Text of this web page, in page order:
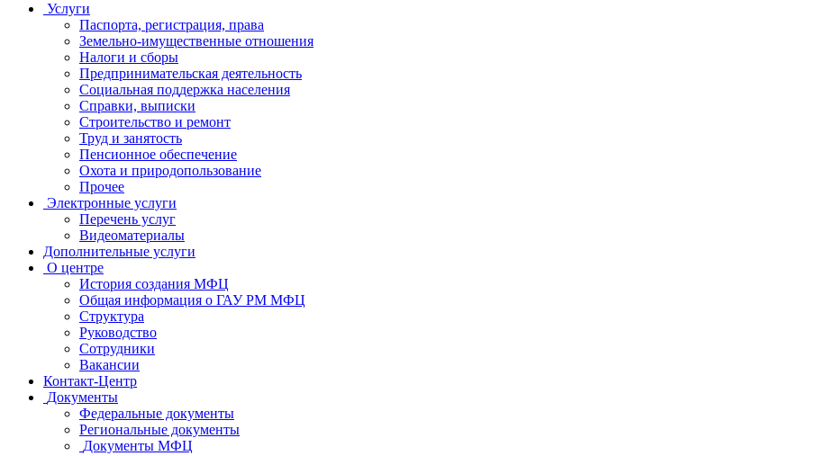
Услуги
Паспорта, регистрация, права
Земельно-имущественные отношения
Налоги и сборы
Предпринимательская деятельность
Социальная поддержка населения
Справки, выписки
Строительство и ремонт
Труд и занятость
Пенсионное обеспечение
Охота и природопользование
Прочее
Электронные услуги
Перечень услуг
Видеоматериалы
Дополнительные услуги
О центре
История создания МФЦ
Общая информация о ГАУ РМ МФЦ
Структура
Руководство
Сотрудники
Вакансии
Контакт-Центр
Документы
Федеральные документы
Региональные документы
Документы МФЦ